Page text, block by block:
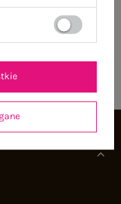
15% zniżki na